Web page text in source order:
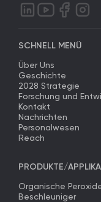
SCHNELL MENÜ
Über Uns
Geschichte
2028 Strategie
Forschung und
Kontakt
Nachrichten
Personalwesen
Reach
PRODUKTE/
Organische
Beschleuniger